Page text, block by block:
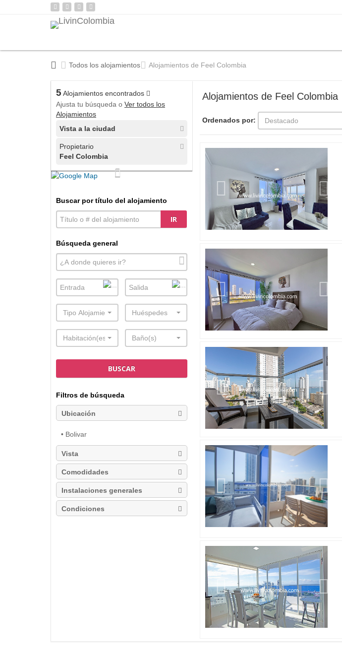
Todos los alojamientos Alojamientos de Feel Colombia
Alojamientos de Feel Colombia
Ordenados por: Destacado
5 Alojamientos encontrados
Ajusta tu búsqueda o Ver todos los
Alojamientos
Vista a la ciudad
Propietario
Feel Colombia
Buscar por título del alojamiento
IR
Búsqueda general
Tipo Alojamiento Huéspedes
Habitación(es) Baño(s)
BUSCAR
Filtros de búsqueda
Ubicación
• Bolivar
Vista
Comodidades
Instalaciones generales
Condiciones